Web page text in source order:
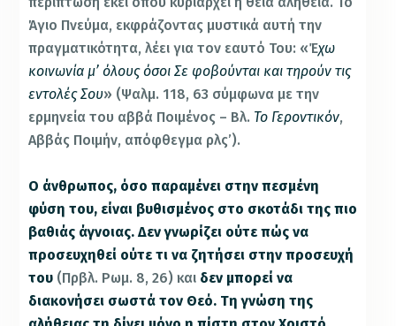
Άγιο Πνεύμα, εκφράζοντας μυστικά αυτή την
πραγματικότητα, λέει για τον εαυτό Του: «Έχω
κοινωνία μ’ όλους όσοι Σε φοβούνται και τηρούν τις
εντολές Σου» (Ψαλμ. 118, 63 σύμφωνα με την
ερμηνεία του αββά Ποιμένος – Βλ. Το Γεροντικόν,
Αββάς Ποιμήν, απόφθεγμα ρλς’).
Ο άνθρωπος, όσο παραμένει στην πεσμένη
φύση του, είναι βυθισμένος στο σκοτάδι της πιο
βαθιάς άγνοιας. Δεν γνωρίζει ούτε πώς να
προσευχηθεί ούτε τι να ζητήσει στην προσευχή
του (Πρβλ. Ρωμ. 8, 26) και δεν μπορεί να
διακονήσει σωστά τον Θεό. Τη γνώση της